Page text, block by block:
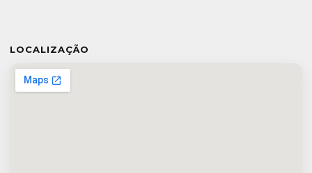
LOCALIZAÇÃO